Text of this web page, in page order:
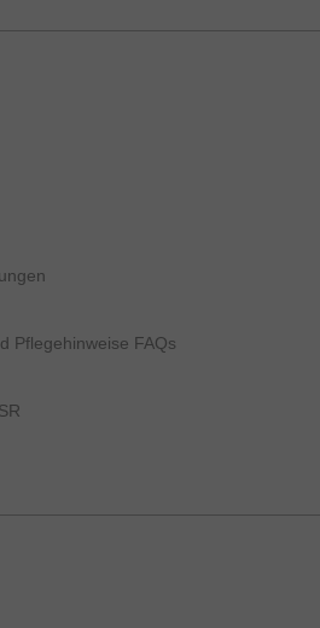
Pflegehinweise FAQs